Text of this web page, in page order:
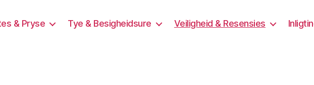
& Pryse Tye & Besigheidsure Veiligheid & Resensies